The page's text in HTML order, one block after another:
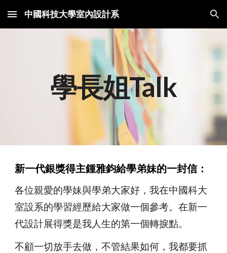
Skip to main content Skip to navigation
中國科技大學室內設計系
學長姐Talk
新一代銀獎得主鍾雅鈞給學弟妹的一封信：
各位親愛的學妹與學弟大家好，我在中國科大
室設系的學習經歷給大家做一個參考。在新一
代設計展得獎是我人生的第一個轉捩點。
不顧一切放手去做，不管結果如何，我都要抓